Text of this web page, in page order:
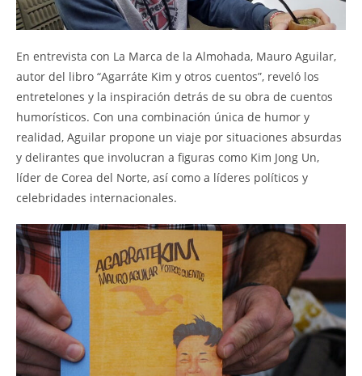
En entrevista con La Marca de la Almohada, Mauro Aguilar,
autor del libro “Agarráte Kim y otros cuentos”, reveló los
entretelones y la inspiración detrás de su obra de cuentos
humorísticos. Con una combinación única de humor y
realidad, Aguilar propone un viaje por situaciones absurdas
y delirantes que involucran a figuras como Kim Jong Un,
líder de Corea del Norte, así como a líderes políticos y
celebridades internacionales.